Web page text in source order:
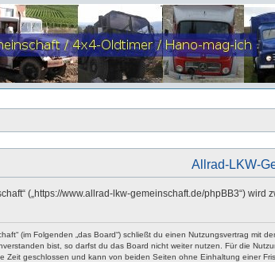
Allrad-LKW-
(„https://www.allrad-lkw-gemeinschaft.de/phpBB3“)
(im Folgenden „das Board“) schließt du einen Nutzungsvertrag
bist, so darfst du das Board nicht weiter nutzen. Für die
Zeit geschlossen und kann von beiden Seiten ohne Einhaltung einer